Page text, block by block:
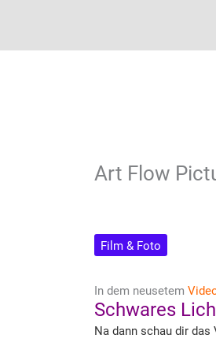
Art Flow
Film & Foto
In dem neusetem
Schwares
Na dann schau dir